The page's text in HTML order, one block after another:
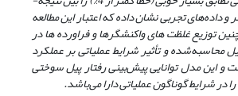
تجربی نشان داده که اعتبار این مطالعه
توزیع غلظت­ های واکنشگرها و فراورده ­ها در
محاسبه‌شده و تأثیر شرایط عملیاتی بر عملکرد
این مدل توانایی پیش‌بینی رفتار پیل سوختی
در شرایط گوناگون عملیاتی دارا می‌باشد.